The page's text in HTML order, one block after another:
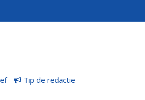
Tip de redactie